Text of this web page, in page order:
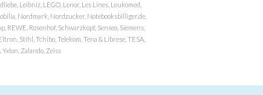
Leibniz, LEGO, Lenor, Les Lines, Leukomed,
Nordmark, Nordzucker, Notebooksbilliger.de,
REWE, Rosenhof, Schwarzkopf, Senseo, Siemens,
Stihl, Tchibo, Telekom, Tena & Librese, TESA,
Zalando, Zeiss